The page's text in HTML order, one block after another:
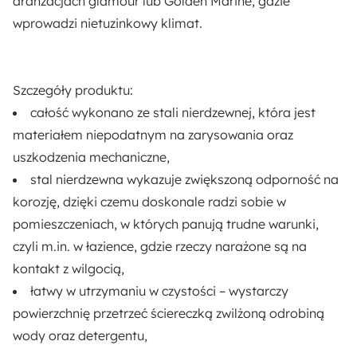
wprowadzi nietuzinkowy klimat.
Szczegóły produktu:
całość wykonano ze stali nierdzewnej, która jest
materiałem niepodatnym na zarysowania oraz
uszkodzenia mechaniczne,
stal nierdzewna wykazuje zwiększoną odporność na
korozję, dzięki czemu doskonale radzi sobie w
pomieszczeniach, w których panują trudne warunki,
czyli m.in. w łazience, gdzie rzeczy narażone są na
kontakt z wilgocią,
łatwy w utrzymaniu w czystości – wystarczy
powierzchnię przetrzeć ściereczką zwilżoną odrobiną
wody oraz detergentu,